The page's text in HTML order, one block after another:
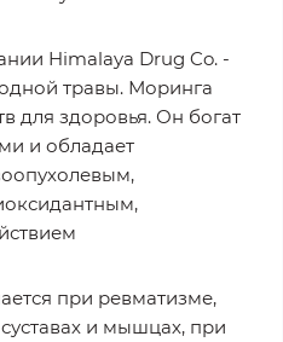
Himalaya Drug Co. -
травы. Моринга
для здоровья. Он богат
и обладает
при ревматизме,
и мышцах, при